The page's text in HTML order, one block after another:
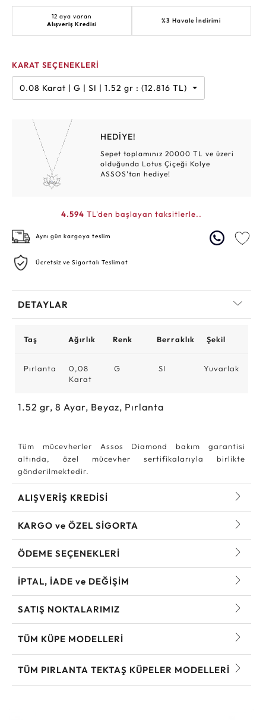
12 aya varan
Alışveriş Kredisi
%3 Havale İndirimi
KARAT SEÇENEKLERİ
0.08 Karat | G | SI | 1.52 gr : (12.816 TL)
HEDİYE!
Sepet toplamınız 20000 TL ve üzeri
olduğunda Lotus Çiçeği Kolye
ASSOS'tan hediye!
4.594 TL'den başlayan taksitlerle..
Aynı gün kargoya teslim
Ücretsiz ve Sigortalı Teslimat
DETAYLAR
Taş Ağırlık Renk Berraklık Şekil
Pırlanta
0,08
Karat
G SI Yuvarlak
1.52 gr, 8 Ayar, Beyaz, Pırlanta
Tüm mücevherler Assos Diamond bakım garantisi
altında, özel mücevher sertifikalarıyla birlikte
gönderilmektedir.
ALIŞVERİŞ KREDİSİ
KARGO ve ÖZEL SİGORTA
ÖDEME SEÇENEKLERİ
İPTAL, İADE ve DEĞİŞİM
SATIŞ NOKTALARIMIZ
TÜM KÜPE MODELLERI
TÜM PIRLANTA TEKTAŞ KÜPELER MODELLERI